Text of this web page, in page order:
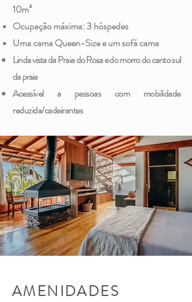
10m²
Ocupação máxima: 3 hóspedes
Uma cama Queen-Size e um sofá cama
Linda vista da Praia do Rosa e do morro do canto sul
da praia
Acessível a pessoas com mobilidade
reduzida/cadeirantes
AMENIDADES